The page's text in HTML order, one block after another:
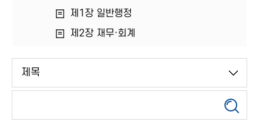
제1장 일반행정
제2장 재무·회계
제5장 산학·연구